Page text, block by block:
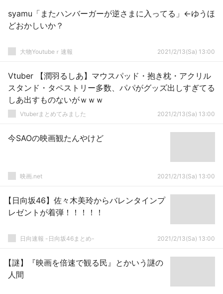
syamu「またハンバーガーが逆さまに入ってる」←ゆうほ
どおかしいか？
大物Youtubeｒ速報 2021/2/13(Sa) 13:00
Vtuber 【潤羽るしあ】マウスパッド・抱き枕・アクリル
スタンド・タペストリー多数、パパがグッズ出しすぎてる
しあ出すものないがｗｗｗ
Vtuberまとめてみました 2021/2/13(Sa) 13:00
今SAOの映画観たんやけど
映画.net 2021/2/13(Sa) 13:00
【日向坂46】佐々木美玲からバレンタインプ
レゼントが着弾！！！！！
日向速報 -日向坂46まとめ- 2021/2/13(Sa) 13:00
【謎】『映画を倍速で観る民』とかいう謎の
人間